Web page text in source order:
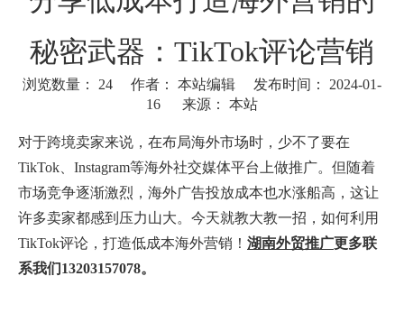
秘密武器：TikTok评论营销
浏览数量： 24 作者： 本站编辑 发布时间： 2024-01-
16 来源： 本站
对于跨境卖家来说，在布局海外市场时，少不了要在
TikTok、Instagram等海外社交媒体平台上做推广。但随着
市场竞争逐渐激烈，海外广告投放成本也水涨船高，这让
许多卖家都感到压力山大。今天就教大教一招，如何利用
TikTok评论，打造低成本海外营销！ 湖南外贸推广更多联
系我们13203157078。